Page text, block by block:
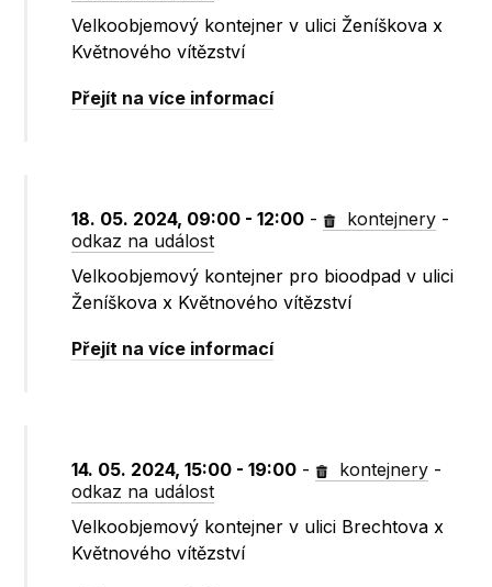
Velkoobjemový kontejner v ulici Ženíškova x
Květnového vítězství
Přejít na více informací
18. 05. 2024, 09:00 - 12:00 - kontejnery -
odkaz na událost
Velkoobjemový kontejner pro bioodpad v ulici
Ženíškova x Květnového vítězství
Přejít na více informací
14. 05. 2024, 15:00 - 19:00 - kontejnery -
odkaz na událost
Velkoobjemový kontejner v ulici Brechtova x
Květnového vítězství